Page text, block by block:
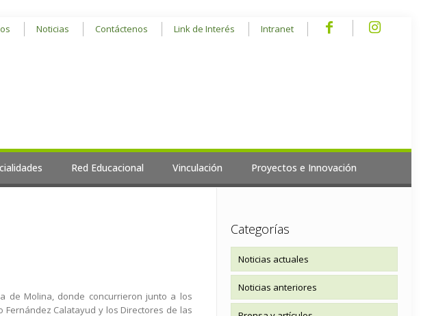
Noticias Contáctenos Link de Interés Intranet
Red Educacional Vinculación Proyectos e Innovación
de Molina, donde concurrieron junto a los
Fernández Calatayud y los Directores de las
Categorías
Noticias actuales
Noticias anteriores